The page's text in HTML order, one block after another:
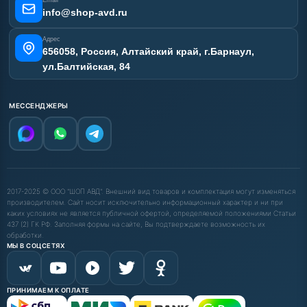
info@shop-avd.ru
Адрес
656058, Россия, Алтайский край, г.Барнаул,
ул.Балтийская, 84
МЕССЕНДЖЕРЫ
2017-2025 © ООО "ШОП АВД". Внешний вид товаров и комплектация могут изменяться
производителем. Сайт носит исключительно информационный характер и ни при
каких условиях не является публичной офертой, определяемой положениями Статьи
437 (2) ГК РФ. Заполняя формы на сайте, Вы подтверждаете возможность их
обработки.
МЫ В СОЦСЕТЯХ
ПРИНИМАЕМ К ОПЛАТЕ